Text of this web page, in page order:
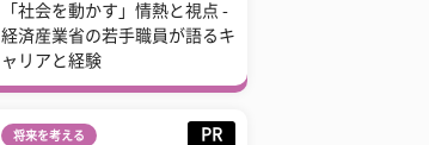
「社会を動かす」情熱と視点 -
経済産業省の若手職員が語るキ
ャリアと経験
将来を考える PR